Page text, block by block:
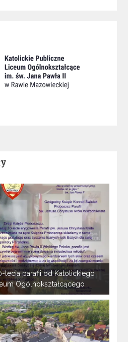
lecia parafii od Katolickiego
Ogólnokształcącego